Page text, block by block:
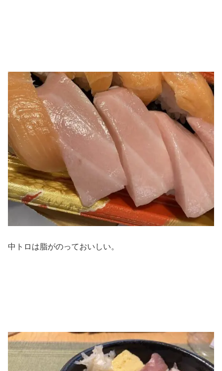
中トロは脂がのっておいしい。